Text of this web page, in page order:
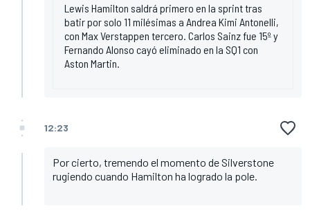
Lewis Hamilton saldrá primero en la sprint tras
batir por solo 11 milésimas a Andrea Kimi Antonelli,
con Max Verstappen tercero. Carlos Sainz fue 15º y
Fernando Alonso cayó eliminado en la SQ1 con
Aston Martin.
12:23
Por cierto, tremendo el momento de Silverstone
rugiendo cuando Hamilton ha logrado la pole.